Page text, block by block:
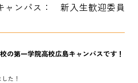
ャンパス： 新入生歓迎委員
の第一学院高校広島キャンパスです！
た！